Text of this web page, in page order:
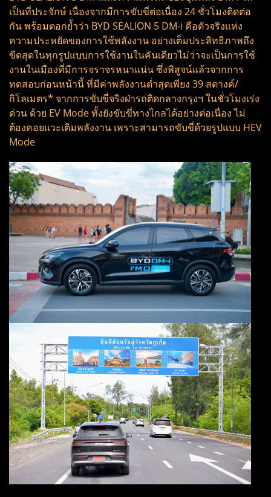
เป็นที่ประจักษ์ เนื่องจากมีการขับขี่ต่อเนื่อง 24 ชั่วโมงติดต่อ
กัน พร้อมตอกย้ำว่า BYD SEALION 5 DM-i คือตัวจริงแห่ง
ความประหยัดของการใช้พลังงาน อย่างเต็มประสิทธิภาพถึง
ขีดสุดในทุกรูปแบบการใช้งานในคันเดียวไม่ว่าจะเป็นการใช้
งานในเมืองที่มีการจราจรหนาแน่น ซึ่งพิสูจน์แล้วจากการ
ทดสอบก่อนหน้านี้ ที่มีค่าพลังงานต่ำสุดเพียง 39 สตางค์/
กิโลเมตร* จากการขับขี่จริงฝ่ารถติดกลางกรุงฯ ในชั่วโมงเร่ง
ด่วน ด้วย EV Mode ทั้งยังขับขี่ทางไกลได้อย่างต่อเนื่อง ไม่
ต้องคอยแวะเติมพลังงาน เพราะสามารถขับขี่ด้วยรูปแบบ HEV
Mode